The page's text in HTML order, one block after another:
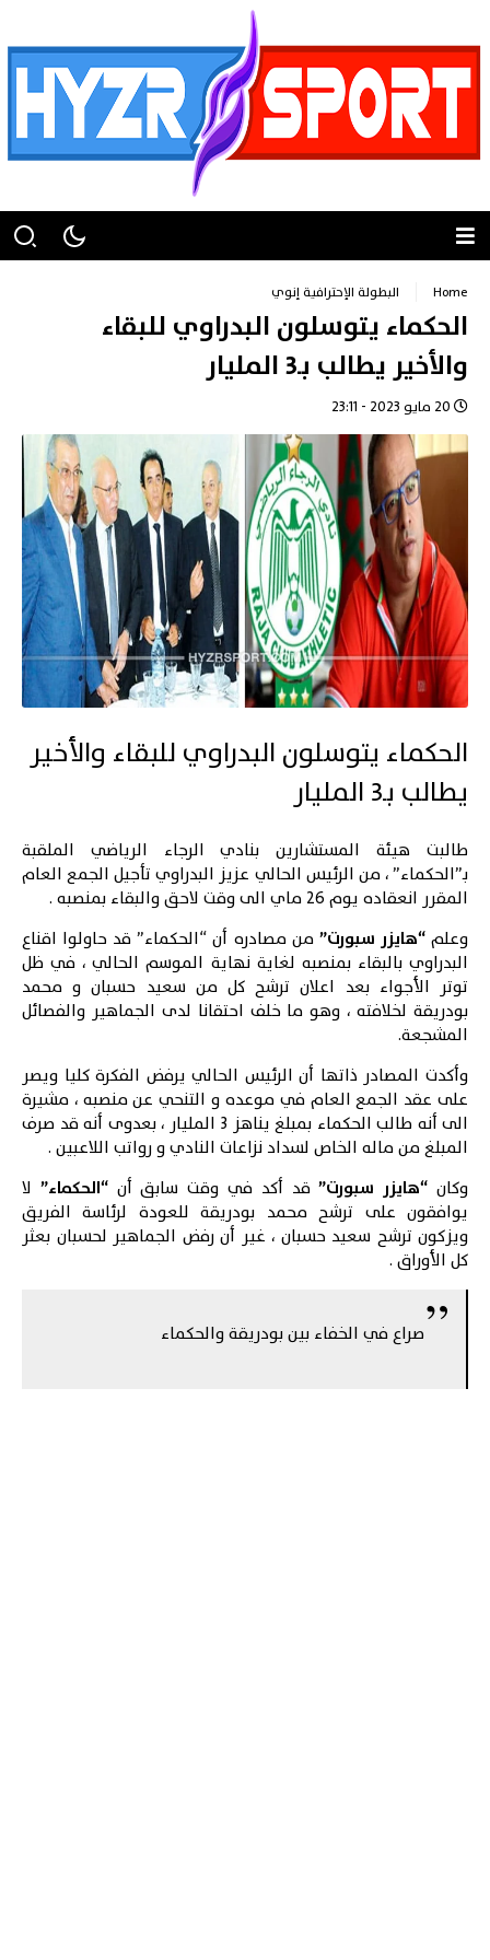
Home البطولة الإحترافية إنوي
الحكماء يتوسلون البدراوي للبقاء
والأخير يطالب بـ3 المليار
الحكماء يتوسلون البدراوي للبقاء والأخير
يطالب بـ3 المليار
طالبت هيئة المستشارين بنادي الرجاء الرياضي الملقبة
بـ”الحكماء” ، من الرئيس الحالي عزيز البدراوي تأجيل الجمع العام
المقرر انعقاده يوم 26 ماي الى وقت لاحق والبقاء بمنصبه .
وعلم“هايزر سبورت” من مصادره أن “الحكماء” قد حاولوا اقناع
البدراوي بالبقاء بمنصبه لغاية نهاية الموسم الحالي ، في ظل
توتر الأجواء بعد اعلان ترشح كل من سعيد حسبان و محمد
بودريقة لخلافته ، وهو ما خلف احتقانا لدى الجماهير والفصائل
المشجعة.
وأكدت المصادر ذاتها أن الرئيس الحالي يرفض الفكرة كليا ويصر
على عقد الجمع العام في موعده و التنحي عن منصبه ، مشيرة
الى أنه طالب الحكماء بمبلغ يناهز 3 المليار ، بعدوى أنه قد صرف
المبلغ من ماله الخاص لسداد نزاعات النادي و رواتب اللاعبين .
وكان “هايزر سبورت”قد أكد في وقت سابق أن“الحكماء” لا
يوافقون على ترشح محمد بودريقة للعودة لرئاسة الفريق
ويزكون ترشح سعيد حسبان ، غير أن رفض الجماهير لحسبان بعثر
كل الأوراق .
صراع في الخفاء بين بودريقة والحكماء